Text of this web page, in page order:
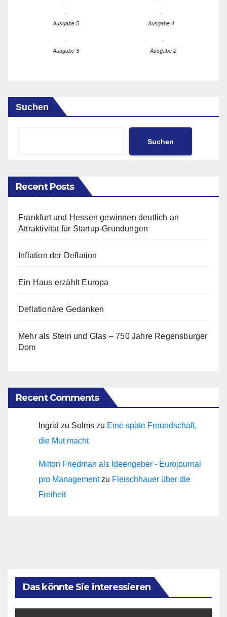
Ausgabe 5 Ausgabe 4
Ausgabe 3 Ausgabe 2
Suchen
Suchen
Recent Posts
Frankfurt und Hessen gewinnen deutlich an
Attraktivität für Startup-Gründungen
Inflation der Deflation
Ein Haus erzählt Europa
Deflationäre Gedanken
Mehr als Stein und Glas – 750 Jahre Regensburger
Dom
Recent Comments
Ingrid zu Solms zu Eine späte Freundschaft,
die Mut macht
Milton Friedman als Ideengeber - Eurojournal
pro Managementzu Fleischhauer über die
Freiheit
Das könnte Sie interessieren